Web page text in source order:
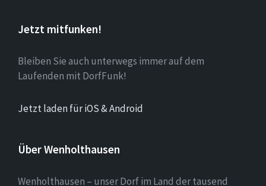
Jetzt mitfunken!
Bleiben Sie auch unterwegs immer auf dem
Laufenden mit DorfFunk!
Jetzt laden für iOS & Android
Über Wenholthausen
Wenholthausen – unser Dorf im Land der tausend